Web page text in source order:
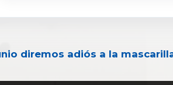
diremos adiós a la